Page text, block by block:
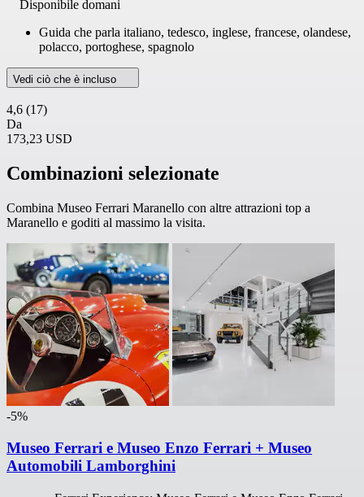
Disponibile domani
Guida che parla italiano, tedesco, inglese, francese, olandese,
polacco, portoghese, spagnolo
Vedi ciò che è incluso
4,6 (17)
Da
173,23 USD
Combinazioni selezionate
Combina Museo Ferrari Maranello con altre attrazioni top a
Maranello e goditi al massimo la visita.
-5%
Museo Ferrari e Museo Enzo Ferrari + Museo
Automobili Lamborghini